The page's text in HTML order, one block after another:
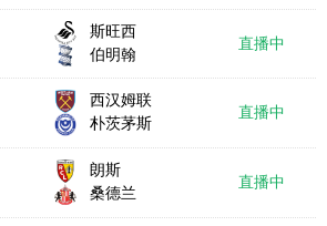
斯旺西
伯明翰
直播中
西汉姆联
朴茨茅斯
直播中
朗斯
桑德兰
直播中